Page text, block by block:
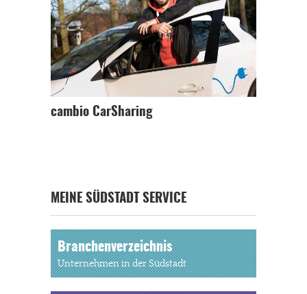
cambio CarSharing
MEINE SÜDSTADT SERVICE
Branchenverzeichnis
Unternehmen in der Südstadt